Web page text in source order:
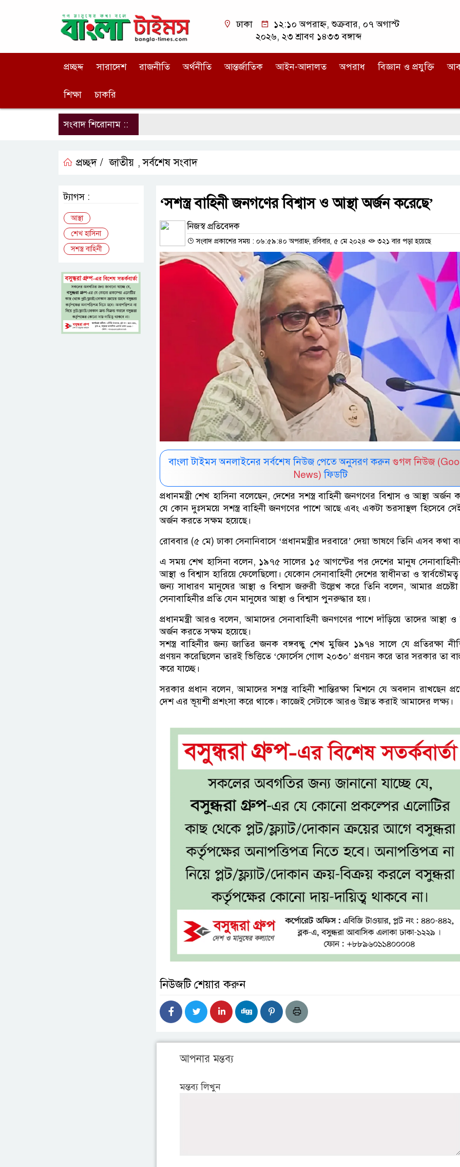
ঢাকা
১২:১০ অপরাহ্ন, শুক্রবার, ০৭ অগাস্ট
২০২৬, ২৩ শ্রাবণ ১৪৩৩ বঙ্গাব্দ
প্রচ্ছদ্দ সারাদেশ রাজনীতি অর্থনীতি আন্তর্জাতিক আইন-আদালত অপরাধ বিজ্ঞান ও প্রযুক্তি
শিক্ষা চাকরি
সংবাদ শিরোনাম ::
প্রচ্ছদ / জাতীয় ,সর্বশেষ সংবাদ
‘সশস্ত্র বাহিনী জনগণের বিশ্বাস ও আস্থা অর্জন করেছে’
নিজস্ব প্রতিবেদক
সংবাদ প্রকাশের সময় : ০৬:৫৯:৪০ অপরাহ্ন, রবিবার, ৫ মে ২০২৪ ৩২১ বার পড়া হয়েছে
বাংলা টাইমস অনলাইনের সর্বশেষ নিউজ পেতে অনুসরণ করুন গুগল নিউজ
News) ফিডটি
প্রধানমন্ত্রী শেখ হাসিনা বলেছেন, দেশের সশস্ত্র বাহিনী জনগণের বিশ্বাস ও আস্থা অর্জন
যে কোন দুঃসময়ে সশস্ত্র বাহিনী জনগণের পাশে আছে এবং একটা ভরসাস্থল হিসেবে
অর্জন করতে সক্ষম হয়েছে।
রোববার (৫ মে) ঢাকা সেনানিবাসে ‘প্রধানমন্ত্রীর দরবারে’ দেয়া ভাষণে তিনি এসব কথা
এ সময় শেখ হাসিনা বলেন, ১৯৭৫ সালের ১৫ আগস্টের পর দেশের মানুষ
আস্থা ও বিশ্বাস হারিয়ে ফেলেছিলো। যেকোন সেনাবাহিনী দেশের স্বাধীনতা ও
জন্য সাধারণ মানুষের আস্থা ও বিশ্বাস জরুরী উল্লেখ করে তিনি বলেন, আমার
সেনাবাহিনীর প্রতি যেন মানুষের আস্থা ও বিশ্বাস পুনরুদ্ধার হয়।
প্রধানমন্ত্রী আরও বলেন, আমাদের সেনাবাহিনী জনগণের পাশে দাঁড়িয়ে তাদের আস্থা ও
অর্জন করতে সক্ষম হয়েছে।
সশস্ত্র বাহিনীর জন্য জাতির জনক বঙ্গবন্ধু শেখ মুজিব ১৯৭৪ সালে যে প্রতিরক্ষা
প্রণয়ন করেছিলেন তারই ভিত্তিতে ‘ফোর্সেস গোল ২০৩০’ প্রণয়ন করে তার সরকার তা
করে যাচ্ছে।
সরকার প্রধান বলেন, আমাদের সশস্ত্র বাহিনী শান্তিরক্ষা মিশনে যে অবদান রাখছেন
দেশ এর ভূয়শী প্রশংসা করে থাকে। কাজেই সেটাকে আরও উন্নত করাই আমাদের লক্ষ্য।
নিউজটি শেয়ার করুন
আপনার মন্তব্য
মন্তব্য লিখুন
ট্যাগস :
আস্থা
শেখ হাসিনা
সশস্ত্র বাহিনী